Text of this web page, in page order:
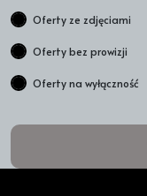
Oferty ze zdjęciami
Oferty bez prowizji
Oferty na wyłączność